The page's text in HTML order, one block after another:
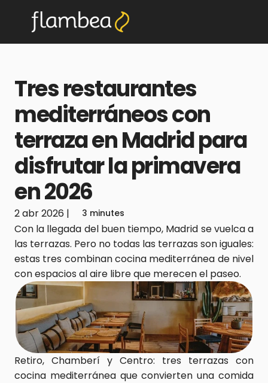
Tres restaurantes
mediterráneos con
terraza en Madrid para
disfrutar la primavera
en 2026
2 abr 2026 | 3 minutes
Con la llegada del buen tiempo, Madrid se vuelca a
las terrazas. Pero no todas las terrazas son iguales:
estas tres combinan cocina mediterránea de nivel
con espacios al aire libre que merecen el paseo.
Retiro, Chamberí y Centro: tres terrazas con
cocina mediterránea que convierten una comida